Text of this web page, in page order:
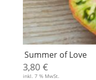
Summer of Love
3,80 €
inkl. 7 % MwSt.